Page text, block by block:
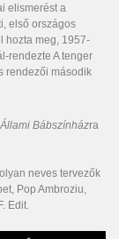
elismerést a
első országos
hozta meg, 1957-
rendezte A tenger
rendezői második
Állami Bábszínházra
neves tervezők
Pop Ambroziu,
Edit.